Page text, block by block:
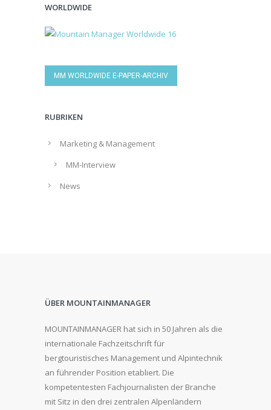
WORLDWIDE
MM WORLDWIDE E-PAPER-ARCHIV
RUBRIKEN
Marketing & Management
MM-Interview
News
ÜBER MOUNTAINMANAGER
MOUNTAINMANAGER hat sich in 50 Jahren als die
internationale Fachzeitschrift für
bergtouristisches Management und Alpintechnik
an führender Position etabliert. Die
kompetentesten Fachjournalisten der Branche
mit Sitz in den drei zentralen Alpenländern